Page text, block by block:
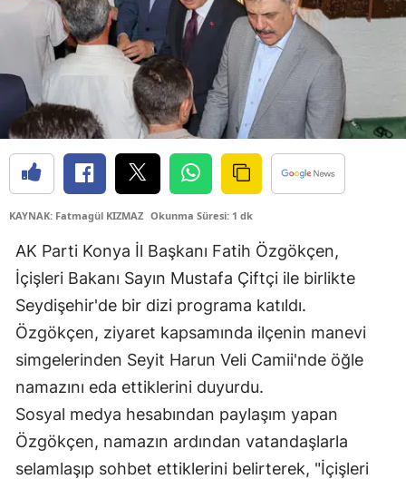
Bursa
Çanakkale
Çankırı
Çorum
Denizli
Diyarbakır
Elazığ
Erzincan
Erzurum
Gaziantep
Giresun
KAYNAK: Fatmagül KIZMAZ Okunma Süresi: 1 dk
AK Parti Konya İl Başkanı Fatih Özgökçen,
İçişleri Bakanı Sayın Mustafa Çiftçi ile birlikte
Seydişehir'de bir dizi programa katıldı.
Özgökçen, ziyaret kapsamında ilçenin manevi
simgelerinden Seyit Harun Veli Camii'nde öğle
namazını eda ettiklerini duyurdu.
Sosyal medya hesabından paylaşım yapan
Özgökçen, namazın ardından vatandaşlarla
selamlaşıp sohbet ettiklerini belirterek, "İçişleri